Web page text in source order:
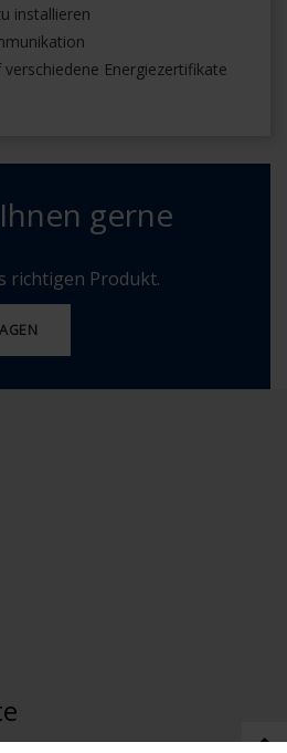
installieren
Energiezertifikate
gerne
richtigen Produkt.